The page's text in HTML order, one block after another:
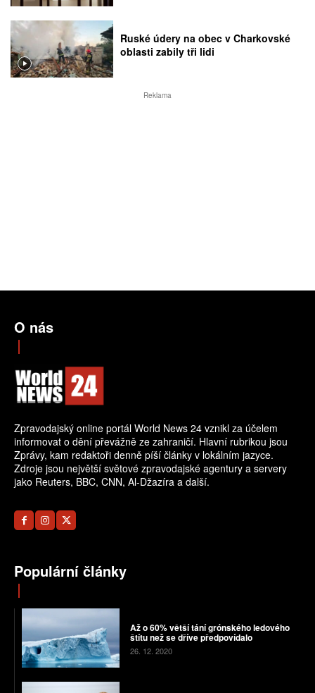
Ruské údery na obec v Charkovské
oblasti zabily tři lidi
Reklama
O nás
Zpravodajský online portál World News 24 vznikl za účelem
informovat o dění převážně ze zahraničí. Hlavní rubrikou jsou
Zprávy, kam redaktoři denně píší články v lokálním jazyce.
Zdroje jsou největší světové zpravodajské agentury a servery
jako Reuters, BBC, CNN, Al-Džazíra a další.
Populární články
Až o 60% větší tání grónského ledového
štítu než se dříve předpovídalo
26. 12. 2020